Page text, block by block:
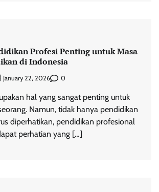
Profesi Penting untuk Masa
di Indonesia
January 22, 2026 0
hal yang sangat penting untuk
Namun, tidak hanya pendidikan
diperhatikan, pendidikan profesional
perhatian yang […]